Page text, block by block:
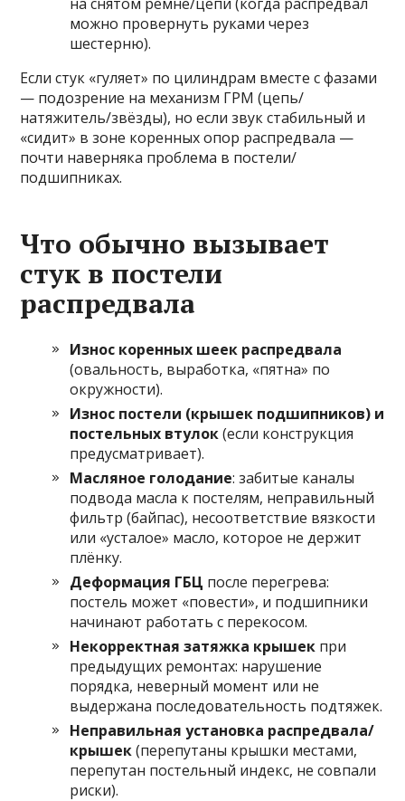
можно провернуть руками через
шестерню).
Если стук «гуляет» по цилиндрам вместе с фазами
— подозрение на механизм ГРМ (цепь/
натяжитель/звёзды), но если звук стабильный и
«сидит» в зоне коренных опор распредвала —
почти наверняка проблема в постели/
подшипниках.
Что обычно вызывает
стук в постели
распредвала
Износ коренных шеек распредвала
(овальность, выработка, «пятна» по
окружности).
Износ постели (крышек подшипников) и
постельных втулок(если конструкция
предусматривает).
Масляное голодание: забитые каналы
подвода масла к постелям, неправильный
фильтр (байпас), несоответствие вязкости
или «усталое» масло, которое не держит
плёнку.
Деформация ГБЦ после перегрева:
постель может «повести», и подшипники
начинают работать с перекосом.
Некорректная затяжка крышек при
предыдущих ремонтах: нарушение
порядка, неверный момент или не
выдержана последовательность подтяжек.
Неправильная установка распредвала/
крышек(перепутаны крышки местами,
перепутан постельный индекс, не совпали
риски).